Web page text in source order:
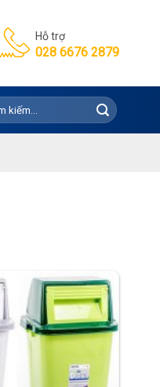
Hỗ trợ
028 6676 2879